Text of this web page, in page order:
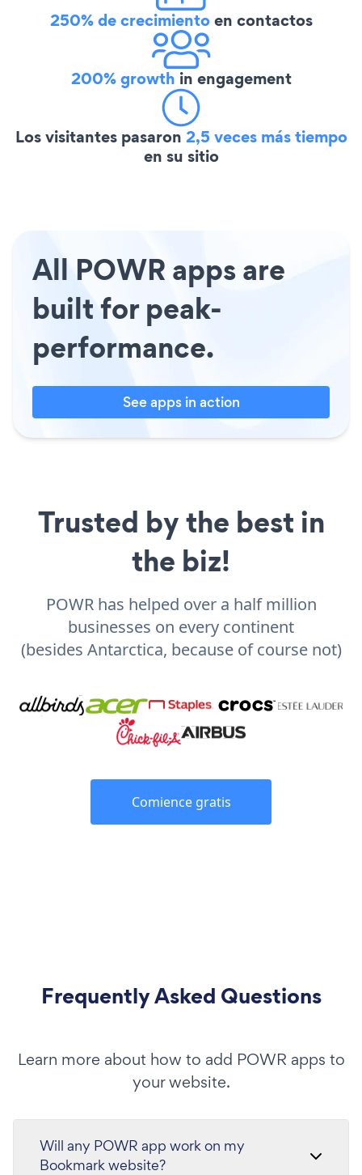
250% de crecimientoen contactos
200% growth in engagement
Los visitantes pasaron 2,5 veces más tiempo
en su sitio
All POWR apps are
built for peak-
performance.
See apps in action
Trusted by the best in
the biz!
POWR has helped over a half million
businesses on every continent
(besides Antarctica, because of course not)
Comience gratis
Frequently Asked Questions
Learn more about how to add POWR apps to
your website.
Will any POWR app work on my
Bookmark website?